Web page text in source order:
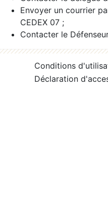
Envoyer un courrier
CEDEX 07 ;
Contacter le
Conditions
Déclaration